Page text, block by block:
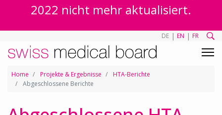
2022 nicht mehr aktualisiert.
DE | EN | FR
Home Projekte & Ergebnisse
HTA-Berichte
Abgeschlossene Berichte